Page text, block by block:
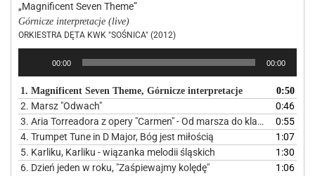
„Magnificent Seven Theme”
Górnicze interpretacje (live)
ORKIESTRA DĘTA KWK "SOŚNICA" (2012)
00:00 00:00
1. Magnificent Seven Theme, Górnicze interpretacje 0:50
2. Marsz "Odwach"
0:46
3. Aria Torreadora z opery "Carmen" - Od marsza do klasyki
0:55
4. Trumpet Tune in D Major, Bóg jest miłością
1:07
5. Karliku, Karliku - wiązanka melodii śląskich
1:30
6. Dzień jeden w roku, "Zaśpiewajmy kolędę"
1:06